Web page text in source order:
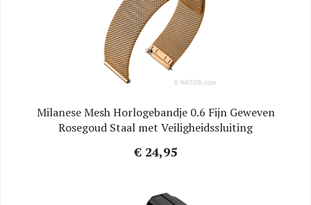
Milanese Mesh Horlogebandje 0.6 Fijn Geweven
Rosegoud Staal met Veiligheidssluiting
€ 24,95